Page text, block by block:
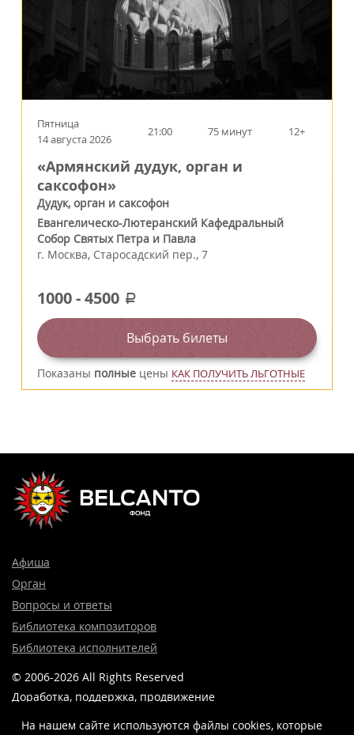
Пятница
14 августа 2026
21:00 75 минут 12+
«Армянский дудук, орган и
саксофон»
Дудук, орган и саксофон
Евангелическо-Лютеранский Кафедральный
Собор Святых Петра и Павла
г. Москва, Старосадский пер., 7
1000-4500 a
Выбрать билеты
Показаны полные цены КАК ПОЛУЧИТЬ ЛЬГОТНЫЕ
Афиша
Орган
Вопросы и ответы
Библиотека композиторов
Библиотека исполнителей
© 2006-2026 All Rights Reserved
Доработка, поддержка, продвижение
На нашем сайте используются файлы cookies, которые